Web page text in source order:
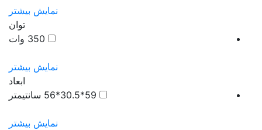
نمایش بیشتر
توان
350 وات
نمایش بیشتر
ابعاد
59*30.5*56 سانتیمتر
نمایش بیشتر